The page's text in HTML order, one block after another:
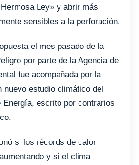
Ley» y abrir más
sensibles a la perforación.
el mes pasado de la
por parte de la Agencia de
fue acompañada por la
nuevo estudio climático del
Energía, escrito por contrarios
si los récords de calor
y si el clima